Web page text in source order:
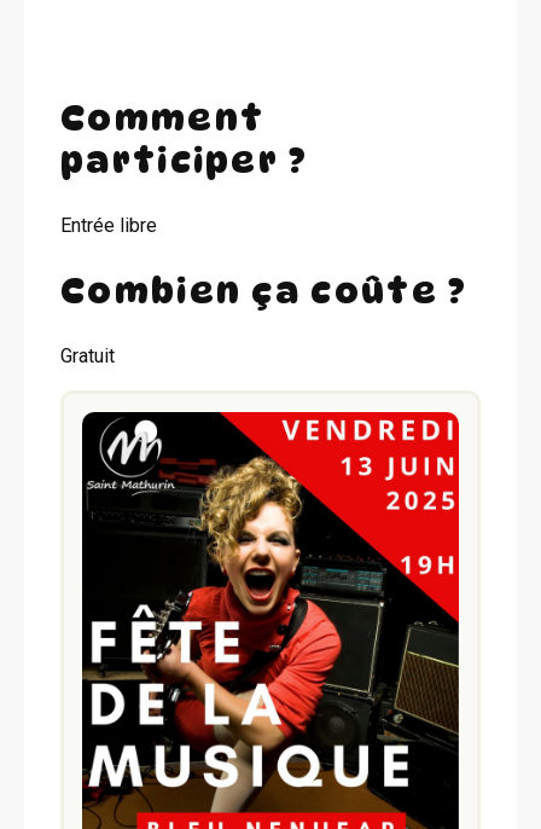
Comment
participer ?
Entrée libre
Combien ça coûte ?
Gratuit